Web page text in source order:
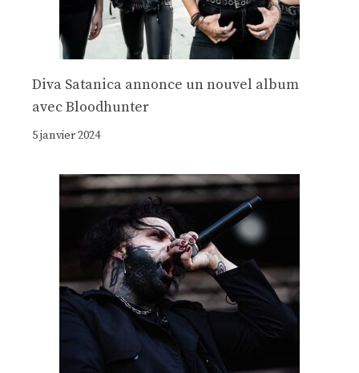
Diva Satanica annonce un nouvel album
avec Bloodhunter
5 janvier 2024